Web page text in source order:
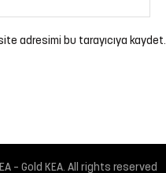
adresimi bu tarayıcıya kaydet.
– Gold KEA. All rights reserved